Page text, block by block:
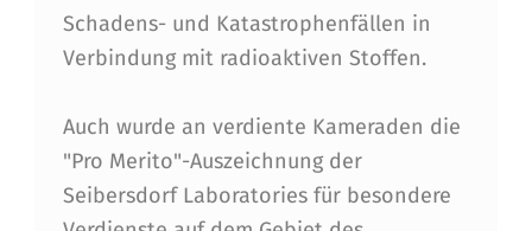
H
U
T
Z
-
Schadens- und Katastrophenfällen in
Verbindung mit radioaktiven Stoffen.
Auch wurde an verdiente Kameraden die
"Pro Merito"-Auszeichnung der
Seibersdorf Laboratories für besondere